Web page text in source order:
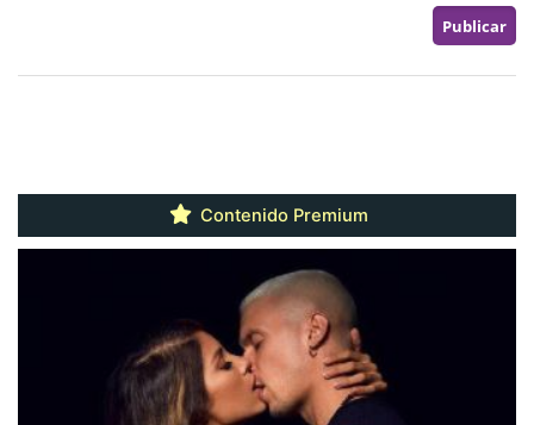
Contenido Premium